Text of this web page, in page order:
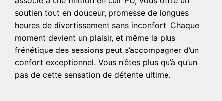
soutien tout en douceur, promesse de longues
heures de divertissement sans inconfort. Chaque
moment devient un plaisir, et même la plus
frénétique des sessions peut s’accompagner d’un
confort exceptionnel. Vous n’êtes plus qu’à qu’un
pas de cette sensation de détente ultime.